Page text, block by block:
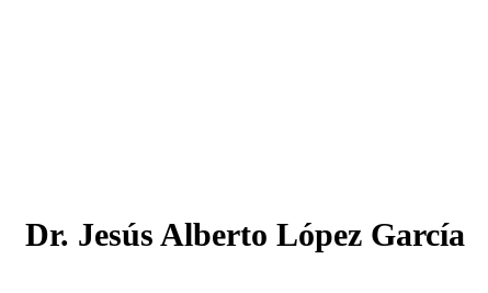
Dr. Jesús Alberto López García